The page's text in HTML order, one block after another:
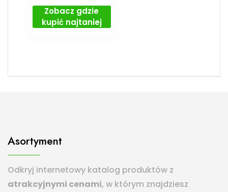
Zobacz gdzie
kupić najtaniej
Asortyment
Odkryj internetowy katalog produktów z
atrakcyjnymi cenami, w którym znajdziesz